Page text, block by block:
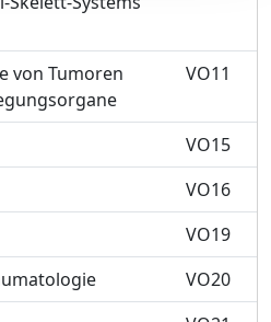
von Tumoren
VO11
VO15
VO16
VO19
VO20